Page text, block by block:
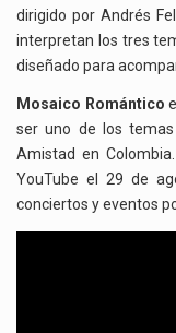
dirigido por Andrés
interpretan los tres
diseñado para
Mosaico Romántico
ser uno de los
Amistad en
YouTube el 29 de
conciertos y eventos